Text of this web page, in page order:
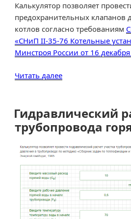
Калькулятор позволяет
предохранительных клапанов
котлов согласно требованиям
«СНиП II-35-76 Котельные
Минстроя России от 16
Читать далее«Расчет
диаметра
предохранительных
клапанов
для
котлов»
Гидравлический
трубопровода